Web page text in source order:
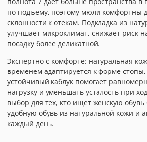
по подъему, поэтому мюли комфортны
склонности к отекам. Подкладка из
улучшает микроклимат, снижает риск
посадку более деликатной.
Экспертно о комфорте: натуральная
временем адаптируется к форме
устойчивый каблук помогает
нагрузку и уменьшать усталость при
выбор для тех, кто ищет женскую
удобную обувь из натуральной кожи и
каждый день.